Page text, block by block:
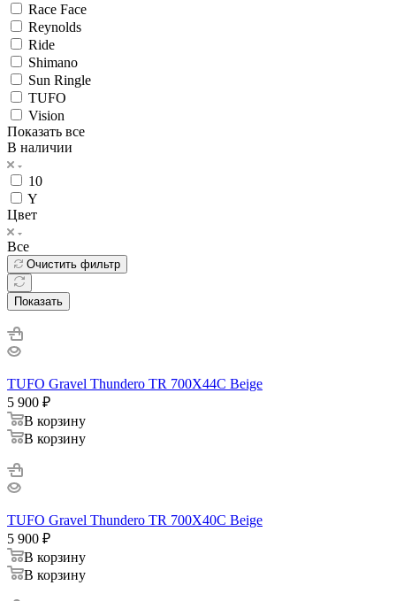
Race Face
Reynolds
Ride
Shimano
Sun Ringle
TUFO
Vision
Показать все
В наличии
10
Y
Цвет
Все
Очистить фильтр
Показать
TUFO Gravel Thundero TR 700X44C Beige
5 900 ₽
В корзину
В корзину
TUFO Gravel Thundero TR 700X40C Beige
5 900 ₽
В корзину
В корзину